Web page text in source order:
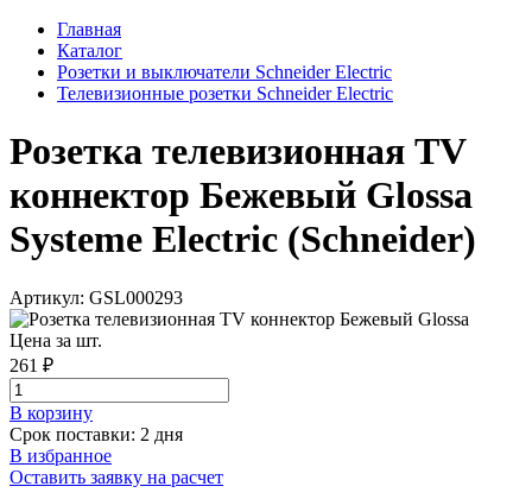
Главная
Каталог
Розетки и выключатели Schneider Electric
Телевизионные розетки Schneider Electric
Розетка телевизионная TV
коннектор Бежевый Glossa
Systeme Electric (Schneider)
Артикул: GSL000293
Цена за шт.
261 ₽
В корзинy
Срок поставки: 2 дня
В избранное
Оставить заявку на расчет